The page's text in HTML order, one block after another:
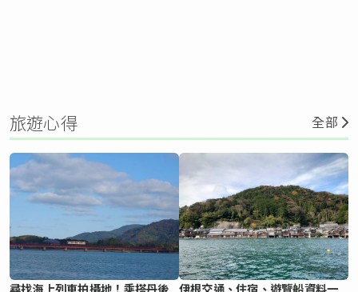
旅遊心得 全部
尋找海上列車拍攝地！乘搭丹後
伊根交通、住宿、遊覽船資料一